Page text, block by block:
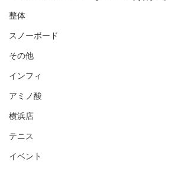
整体
スノーボード
その他
インフィ
アミノ酸
横浜店
テニス
イベント